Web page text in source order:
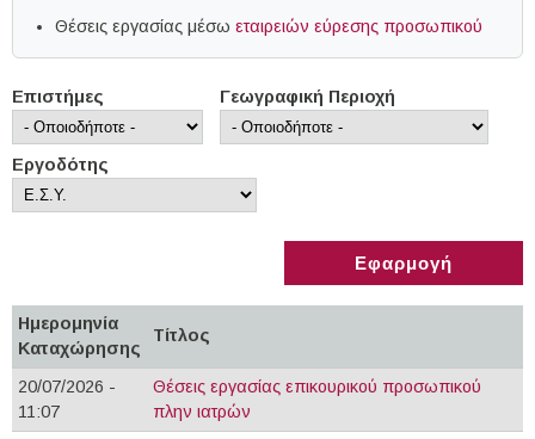
Θέσεις εργασίας μέσω εταιρειών εύρεσης προσωπικού
Επιστήμες Γεωγραφική Περιοχή
Εργοδότης
Ημερομηνία
Καταχώρησης
Τίτλος
20/07/2026 -
11:07
Θέσεις εργασίας επικουρικού προσωπικού
πλην ιατρών